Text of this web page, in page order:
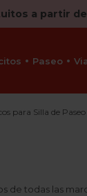
a partir
Paseo
para Silla de Paseo
de todas las